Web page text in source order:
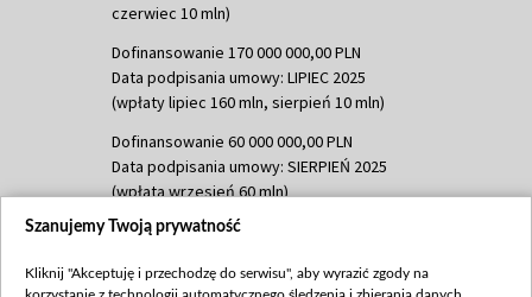
czerwiec 10 mln)
Dofinansowanie 170 000 000,00 PLN
Data podpisania umowy: LIPIEC 2025
(wpłaty lipiec 160 mln, sierpień 10 mln)
Dofinansowanie 60 000 000,00 PLN
Data podpisania umowy: SIERPIEŃ 2025
(wpłata wrzesień 60 mln)
Dofinansowanie 635 783 051,21 PLN
(wpłata wrzesień 100 mln, październik 350
Szanujemy Twoją prywatność
Kliknij "Akceptuję i przechodzę do serwisu", aby wyrazić zgody na